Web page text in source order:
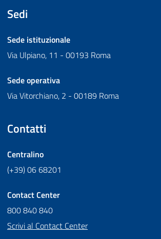
Sedi
Sede istituzionale
Via Ulpiano, 11 - 00193 Roma
Sede operativa
Via Vitorchiano, 2 - 00189 Roma
Contatti
Centralino
(+39) 06 68201
Contact Center
800 840 840
Scrivi al Contact Center